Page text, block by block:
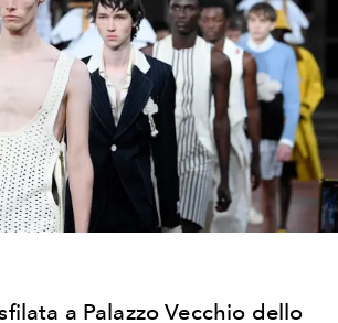
a Palazzo Vecchio dello